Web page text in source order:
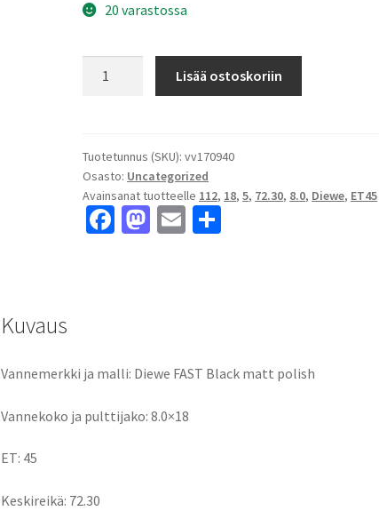
20 varastossa
polish
8.0x18"
5x112
ET45
Lisää ostoskoriin
Tuotetunnus (SKU):vv170940
Osasto: Uncategorized
Avainsanat tuotteelle 112, 18,5, 72.30, 8.0, Diewe, ET45
Fa
k
M E
Kuvaus
Vannemerkki ja malli: Diewe FAST Black matt polish
Vannekoko ja pulttijako: 8.0×18
ET: 45
Keskireikä: 72.30